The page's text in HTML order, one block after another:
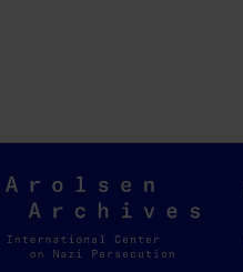
Arolsen
Archives